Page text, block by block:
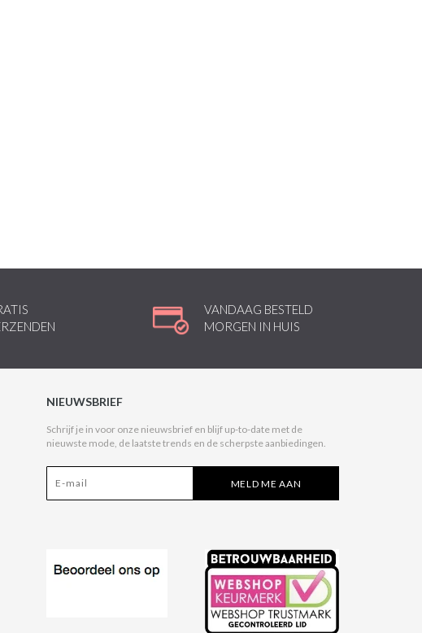
VANDAAG BESTELD
MORGEN IN HUIS
NIEUWSBRIEF
Schrijf je in voor onze nieuwsbrief en blijf up-to-date met de
nieuwste mode, de laatste trends en de scherpste aanbiedingen.
MELD ME AAN